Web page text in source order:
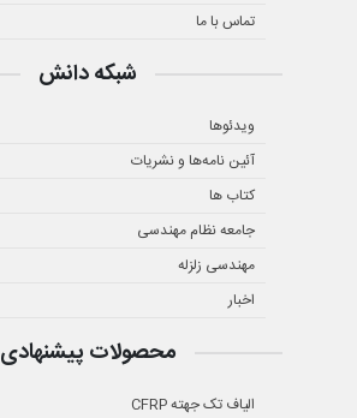
تماس با ما
شبکه دانش
ویدئوها
آئین نامه‌ها و نشریات
کتاب ها
جامعه نظام مهندسی
مهندسی زلزله
اخبار
محصولات پیشنهادی
الیاف تک جهته CFRP